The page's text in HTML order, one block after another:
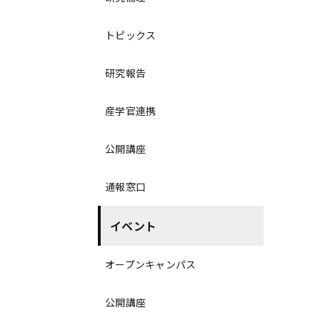
トピックス
研究報告
産学官連携
公開講座
通報窓口
イベント
オープンキャンパス
公開講座